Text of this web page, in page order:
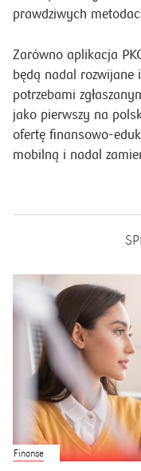
prawdziwych
Zarówno aplikacja
będą nadal rozwijane
potrzebami
jako pierwszy na
ofertę finansowo-
mobilną i nadal
Finanse